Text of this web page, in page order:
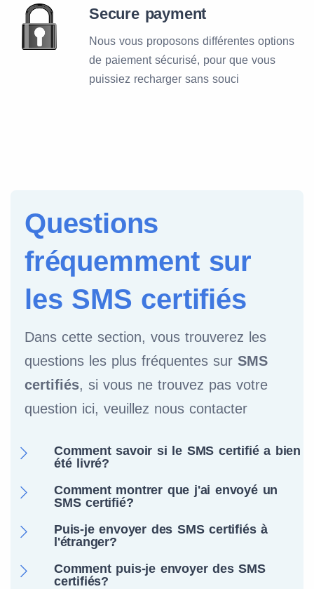
Secure payment
Nous vous proposons différentes options
de paiement sécurisé, pour que vous
puissiez recharger sans souci
Questions
fréquemment sur
les SMS certifiés
Dans cette section, vous trouverez les
questions les plus fréquentes sur SMS
certifiés, si vous ne trouvez pas votre
question ici, veuillez nous contacter
Comment savoir si le SMS certifié a bien
été livré?
Comment montrer que j'ai envoyé un
SMS certifié?
Puis-je envoyer des SMS certifiés à
l'étranger?
Comment puis-je envoyer des SMS
certifiés?